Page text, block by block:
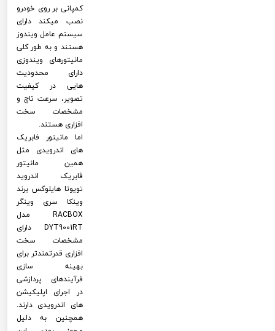
کمپانی بر روی خودرو
نصب میکند دارای
سیستم عامل ویندوز
هستند و به طور کلی
مانیتورهای ویندوزی
دارای محدودیت
هایی در کیفیت
تصویر، سرعت تاچ و
مشخصات سخت
افزاری هستند.
اما مانیتور فابریک
های اندرویدی مثل
همین مانیتور
فابریک اندروید
تویوتا هایلوکس برند
وینکا سری وینگر
RACBOX مدل
DYT9001RT دارای
مشخصات سخت
افزاری قدرتمندتر برای
بهینه سازی
فرآیندهای پردازشی
در اجرای اپلیکیشن
های اندرویدی دارند.
همچنین به دلیل